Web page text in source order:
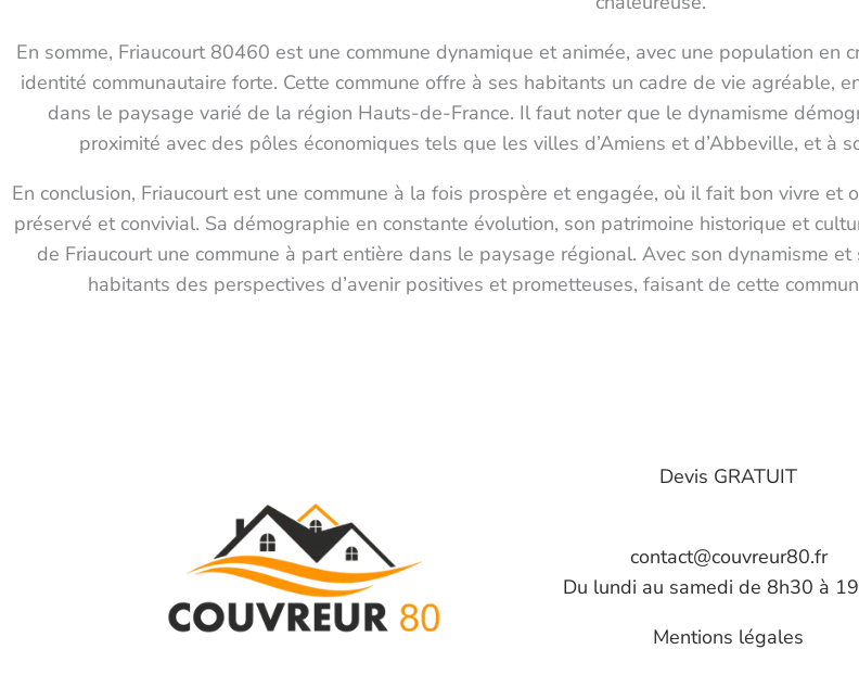
En somme, Friaucourt 80460 est une commune dynamique et animée, avec une population en
identité communautaire forte. Cette commune offre à ses habitants un cadre de vie agréable,
dans le paysage varié de la région Hauts-de-France. Il faut noter que le dynamisme
proximité avec des pôles économiques tels que les villes d’Amiens et d’Abbeville, et à
En conclusion, Friaucourt est une commune à la fois prospère et engagée, où il fait bon vivre et
préservé et convivial. Sa démographie en constante évolution, son patrimoine historique et
de Friaucourt une commune à part entière dans le paysage régional. Avec son dynamisme
habitants des perspectives d’avenir positives et prometteuses, faisant de cette
Devis GRATUIT
contact@couvreur80.fr
Du lundi au samedi de 8h30 à
Mentions légales